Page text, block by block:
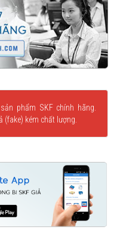
phẩm SKF chính hãng.
(fake) kém chất lượng.